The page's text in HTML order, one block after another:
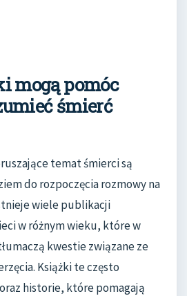
mogą pomóc
śmierć
temat śmierci są
do rozpoczęcia rozmowy na
wiele publikacji
w różnym wieku, które w
kwestie związane ze
Książki te często
historie, które pomagają